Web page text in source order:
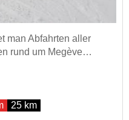
man Abfahrten aller
rund um Megève…
25 km